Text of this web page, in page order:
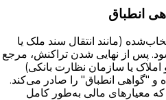
(مانند انتقال سند ملک یا
پس از نهایی شدن تراکنش، مرجع
املاک یا سازمان نظارت بانکی)
"گواهی انطباق" را صادر می‌کند.
معیارهای مالی به‌طور کامل